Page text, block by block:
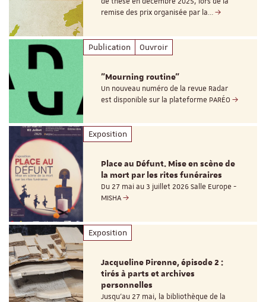
remise des prix organisée par la…
Publication Ouvroir
"Mourning routine"
Un nouveau numéro de la revue Radar
est disponible sur la plateforme PARÉO
Exposition
Place au Défunt. Mise en scène de
la mort par les rites funéraires
Du 27 mai au 3 juillet 2026 Salle Europe -
MISHA
Exposition
Jacqueline Pirenne, épisode 2 :
tirés à parts et archives
personnelles
Jusqu’au 27 mai, la bibliothèque de la